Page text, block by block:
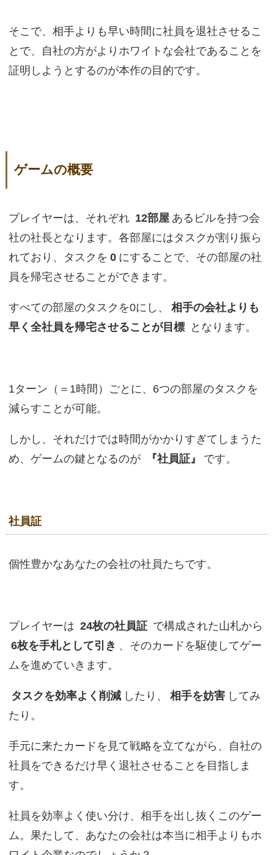
そこで、相手よりも早い時間に社員を退社させるこ
とで、自社の方がよりホワイトな会社であることを
証明しようとするのが本作の目的です。
ゲームの概要
プレイヤーは、それぞれ 12部屋 あるビルを持つ会
社の社長となります。各部屋にはタスクが割り振ら
れており、タスクを 0 にすることで、その部屋の社
員を帰宅させることができます。
すべての部屋のタスクを0にし、
相手の会社よりも
早く全社員を帰宅させることが目標 となります。
1ターン（＝1時間）ごとに、6つの部屋のタスクを
減らすことが可能。
しかし、それだけでは時間がかかりすぎてしまうた
め、ゲームの鍵となるのが
『社員証』 です。
社員証
個性豊かなあなたの会社の社員たちです。
プレイヤーは 24枚の社員証 で構成された山札から
6枚を手札として引き 、そのカードを駆使してゲー
ムを進めていきます。
タスクを効率よく削減 したり、 相手を妨害 してみ
たり。
手元に来たカードを見て戦略を立てながら、自社の
社員をできるだけ早く退社させることを目指しま
す。
社員を効率よく使い分け、相手を出し抜くこのゲー
ム。果たして、あなたの会社は本当に相手よりもホ